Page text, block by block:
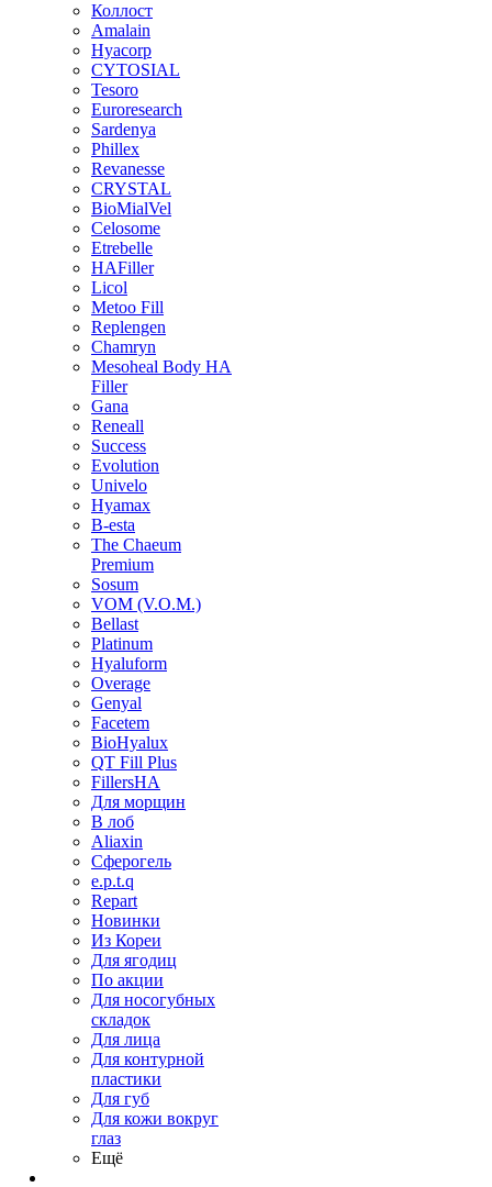
Коллост
Amalain
Hyacorp
CYTOSIAL
Tesoro
Euroresearch
Sardenya
Phillex
Revanesse
CRYSTAL
BioMialVel
Celosome
Etrebelle
HAFiller
Licol
Metoo Fill
Replengen
Chamryn
Mesoheal Body HA
Filler
Gana
Reneall
Success
Evolution
Univelo
Hyamax
B-esta
The Chaeum
Premium
Sosum
VOM (V.O.M.)
Bellast
Platinum
Hyaluform
Overage
Genyal
Facetem
BioHyalux
QT Fill Plus
FillersHA
Для морщин
В лоб
Aliaxin
Сферогель
e.p.t.q
Repart
Новинки
Из Кореи
Для ягодиц
По акции
Для носогубных
складок
Для лица
Для контурной
пластики
Для губ
Для кожи вокруг
глаз
Ещё